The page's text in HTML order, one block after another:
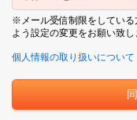
※メール受信制限をしている
よう設定の変更をお願い致し
個人情報の取り扱いについて